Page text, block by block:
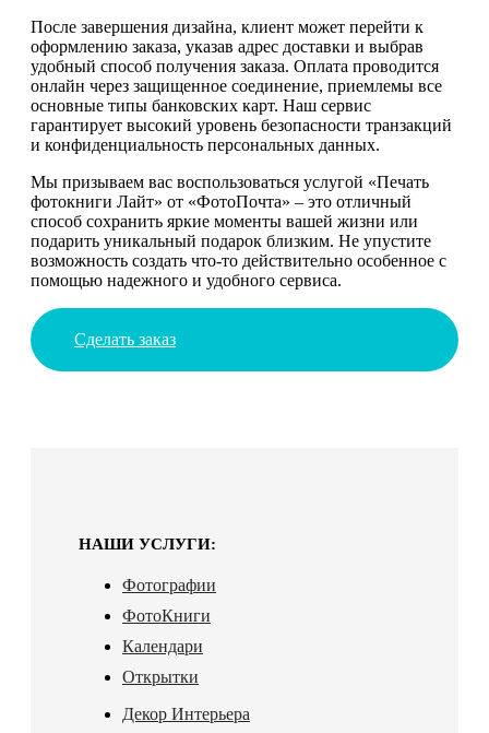
После завершения дизайна, клиент может перейти к
оформлению заказа, указав адрес доставки и выбрав
удобный способ получения заказа. Оплата проводится
онлайн через защищенное соединение, приемлемы все
основные типы банковских карт. Наш сервис
гарантирует высокий уровень безопасности транзакций
и конфиденциальность персональных данных.
Мы призываем вас воспользоваться услугой «Печать
фотокниги Лайт» от «ФотоПочта» – это отличный
способ сохранить яркие моменты вашей жизни или
подарить уникальный подарок близким. Не упустите
возможность создать что-то действительно особенное с
помощью надежного и удобного сервиса.
Сделать заказ
НАШИ УСЛУГИ:
Фотографии
ФотоКниги
Календари
Открытки
Декор Интерьера